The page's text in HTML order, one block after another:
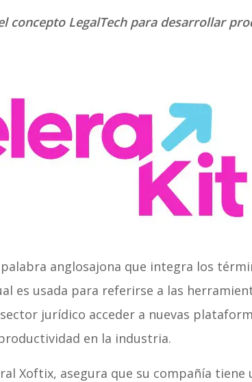
concepto LegalTech para desarrollar
anglosajona que integra los
es usada para referirse a las
jurídico acceder a nuevas
en la industria.
Xoftix, asegura que su compañía tiene